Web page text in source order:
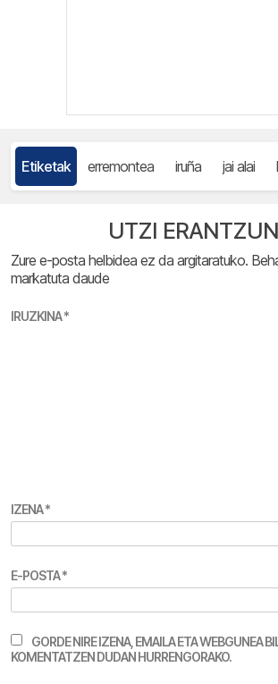
Etiketak erremontea iruña jai alai
UTZI
Zure e-posta helbidea ez da argitaratuko.
markatuta daude
IRUZKINA*
IZENA*
E-POSTA*
GORDE NIRE IZENA, EMAILA ETA WEBGUNEA
KOMENTATZEN DUDAN HURRENGORAKO.